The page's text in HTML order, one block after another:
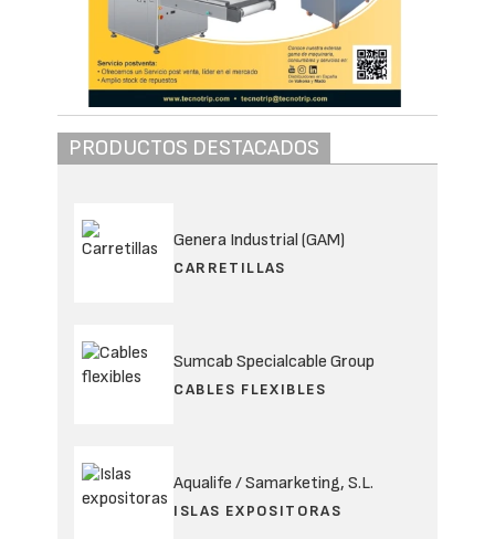
PRODUCTOS DESTACADOS
Genera Industrial (GAM)
CARRETILLAS
Sumcab Specialcable Group
CABLES FLEXIBLES
Aqualife / Samarketing, S.L.
ISLAS EXPOSITORAS